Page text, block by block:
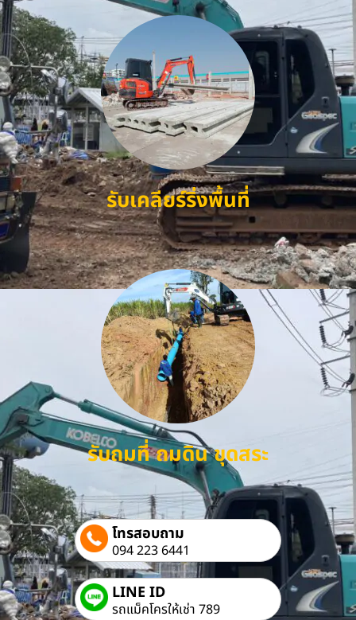
รับเคลียร์ริ่งพื้นที่
รับถมที่ ถมดิน ขุดสระ
โทรสอบถาม
094 223 6441
LINE ID
รถแม็คโครให้เช่า 789